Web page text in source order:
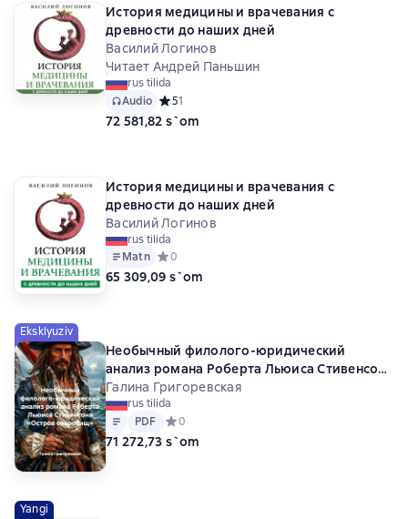
История медицины и врачевания с
древности до наших дней
Василий Логинов
Читает Андрей Паньшин
rus tilida
Audio Средний рейтинг 5 на основе 1 оценок
51
72 581,82 s`om
История медицины и врачевания с
древности до наших дней
Василий Логинов
rus tilida
Matn Средний рейтинг 0 на основе 0 оценок
0
65 309,09 s`om
Eksklyuziv
Необычный филолого-юридический
анализ романа Роберта Льюиса Стивенсона
«Остров сокровищ»
Галина Григоревская
rus tilida
Matn
PDF
PDF Средний рейтинг 0 на основе 0 оценок
0
71 272,73 s`om
Yangi